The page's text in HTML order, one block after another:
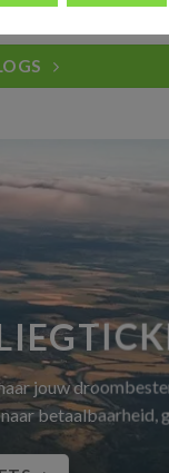
jouw
betaalbaarheid,